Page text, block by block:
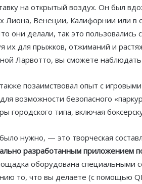
на открытый воздух. Он был
Лиона, Венеции, Калифорнии или в
они делали, так это
их для прыжков, отжиманий и
Ларвотто, вы сможете
позаимствовал опыт с
возможности безопасного
городского типа, включая
нужно, — это творческая
разработанным приложением
оборудована специальными
то, что вы делаете (с помощью